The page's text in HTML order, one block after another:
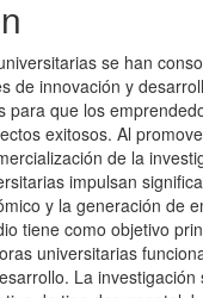
se han
de innovación y
para que los
exitosos. Al
de la
impulsan
y la generación de
tiene como objetivo
universitarias
La